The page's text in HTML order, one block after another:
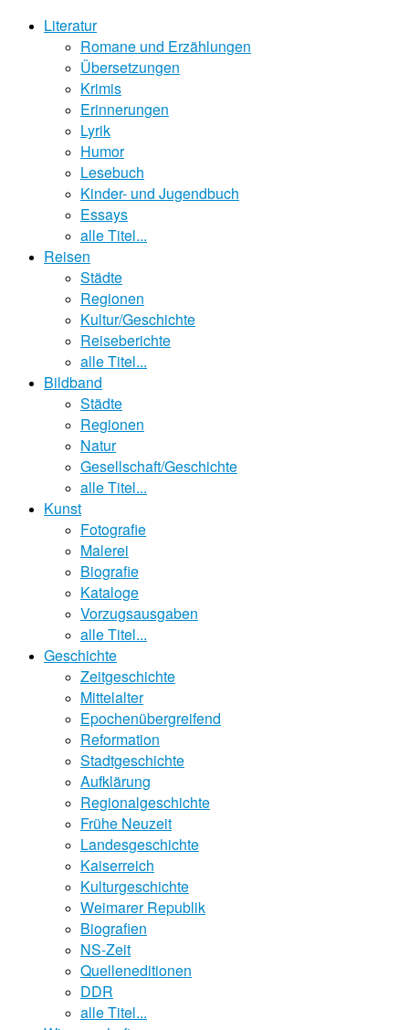
Literatur
Romane und Erzählungen
Übersetzungen
Krimis
Erinnerungen
Lyrik
Humor
Lesebuch
Kinder- und Jugendbuch
Essays
alle Titel...
Reisen
Städte
Regionen
Kultur/Geschichte
Reiseberichte
alle Titel...
Bildband
Städte
Regionen
Natur
Gesellschaft/Geschichte
alle Titel...
Kunst
Fotografie
Malerei
Biografie
Kataloge
Vorzugsausgaben
alle Titel...
Geschichte
Zeitgeschichte
Mittelalter
Epochenübergreifend
Reformation
Stadtgeschichte
Aufklärung
Regionalgeschichte
Frühe Neuzeit
Landesgeschichte
Kaiserreich
Kulturgeschichte
Weimarer Republik
Biografien
NS-Zeit
Quelleneditionen
DDR
alle Titel...